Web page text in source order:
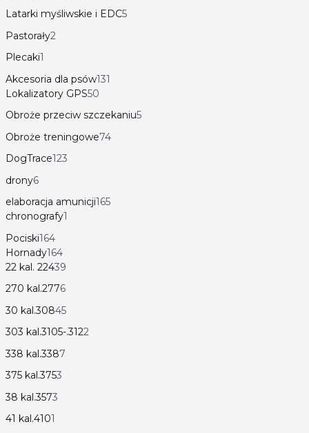
Latarki myśliwskie i EDC5
Pastorały2
Plecaki1
Akcesoria dla psów131
Lokalizatory GPS50
Obroże przeciw szczekaniu5
Obroże treningowe74
DogTrace123
drony6
elaboracja amunicji165
chronografy1
Pociski164
Hornady164
22 kal. 22439
270 kal.2776
30 kal.30845
303 kal.3105-.3122
338 kal.3387
375 kal.3753
38 kal.3573
41 kal.4101